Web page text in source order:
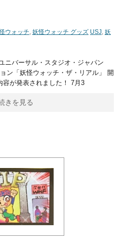
ウォッチ, 妖怪ウォッチ グッズ USJ, 妖
ニバーサル・スタジオ・ジャパン
ン「妖怪ウォッチ・ザ・リアル」 開
が発表されました！ 7月3
きを見る